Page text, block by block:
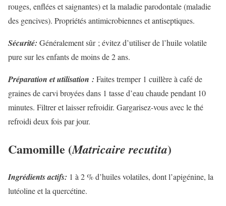
rouges, enflées et saignantes) et la maladie parodontale (maladie
des gencives). Propriétés antimicrobiennes et antiseptiques.
Sécurité: Généralement sûr ; évitez d’utiliser de l’huile volatile
pure sur les enfants de moins de 2 ans.
Préparation et utilisation : Faites tremper 1 cuillère à café de
graines de carvi broyées dans 1 tasse d’eau chaude pendant 10
minutes. Filtrer et laisser refroidir. Gargarisez-vous avec le thé
refroidi deux fois par jour.
Camomille (Matricaire recutita)
Ingrédients actifs: 1 à 2 % d’huiles volatiles, dont l’apigénine, la
lutéoline et la quercétine.